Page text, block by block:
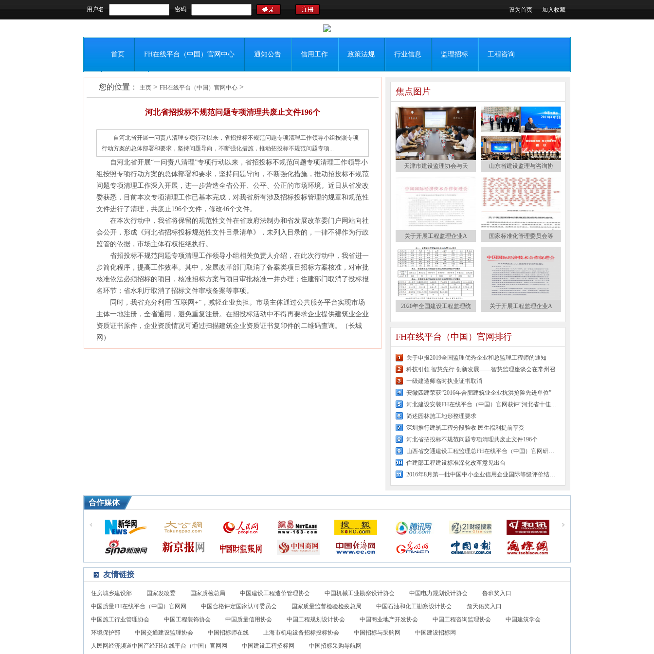
用户名 密码 设为首页 加入收藏
首页 FH在线平台（中国）官网中心 通知公告 信用工作 政策法规 行业信息 监理招标 工程咨询
会员之窗 联系我们
您的位置： 主页 > FH在线平台（中国）官网中心 >
河北省招投标不规范问题专项清理共废止文件196个
自河北省开展一问责八清理专项行动以来，省招投标不规范问题专项清理工作领导小组按照专项
行动方案的总体部署和要求，坚持问题导向，不断强化措施，推动招投标不规范问题专项...
自河北省开展“一问责八清理”专项行动以来，省招投标不规范问题专项清理工作领导小
组按照专项行动方案的总体部署和要求，坚持问题导向，不断强化措施，推动招投标不规范
问题专项清理工作深入开展，进一步营造全省公开、公平、公正的市场环境。近日从省发改
委获悉，目前本次专项清理工作已基本完成，对我省所有涉及招标投标管理的规章和规范性
文件进行了清理，共废止196个文件，修改46个文件。
在本次行动中，我省将保留的规范性文件在省政府法制办和省发展改革委门户网站向社
会公开，形成《河北省招标投标规范性文件目录清单》，未列入目录的，一律不得作为行政
监管的依据，市场主体有权拒绝执行。
省招投标不规范问题专项清理工作领导小组相关负责人介绍，在此次行动中，我省进一
步简化程序，提高工作效率。其中，发展改革部门取消了备案类项目招标方案核准，对审批
核准依法必须招标的项目，核准招标方案与项目审批核准一并办理；住建部门取消了投标报
名环节；省水利厅取消了招标文件审核备案等事项。
同时，我省充分利用“互联网+”，减轻企业负担。市场主体通过公共服务平台实现市场
主体一地注册，全省通用，避免重复注册。在招投标活动中不得再要求企业提供建筑业企业
资质证书原件，企业资质情况可通过扫描建筑企业资质证书复印件的二维码查询。（长城
网）
焦点图片
天津市建设监理协会与天 山东省建设监理与咨询协
关于开展工程监理企业A 国家标准化管理委员会等
2020年全国建设工程监理统 关于开展工程监理企业A
FH在线平台（中国）官网排行
关于申报2019全国监理优秀企业和总监理工程师的通知
科技引领 智慧先行 创新发展——智慧监理座谈会在常州召
一级建造师临时执业证书取消
安徽四建荣获“2016年合肥建筑业企业抗洪抢险先进单位”
河北建设安装FH在线平台（中国）官网获评“河北省十佳诚信企业”
简述园林施工地形整理要求
深圳推行建筑工程分段验收 民生福利提前享受
河北省招投标不规范问题专项清理共废止文件196个
山西省交通建设工程监理总FH在线平台（中国）官网研发的两项成果获得国家
住建部工程建设标准深化改革意见出台
2016年8月第一批中国中小企业信用企业国际等级评价结果公
合作媒体
友情链接
住房城乡建设部 国家发改委 国家质检总局 中国建设工程造价管理协会 中国机械工业勘察设计协会 中国电力规划设计协会
鲁班奖入口
中国质量FH在线平台（中国）官网网
中国合格评定国家认可委员会 国家质量监督检验检疫总局 中国石油和化工勘察设计协会
詹天佑奖入口
中国施工行业管理协会
中国工程装饰协会 中国质量信用协会 中国工程规划设计协会 中国商业地产开发协会 中国工程咨询监理协会
中国建筑学会
环境保护部
中国交通建设监理协会 中国招标师在线 上海市机电设备招标投标协会 中国招标与采购网
中国建设招标网
人民网经济频道中国产经FH在线平台（中国）官网网
中国建设工程招标网 中国招标采购导航网